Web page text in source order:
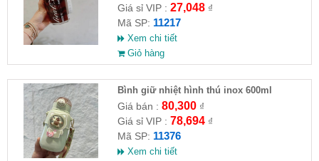
Giá sỉ VIP : 27,048₫
Mã SP: 11217
Xem chi tiết
Giỏ hàng
Bình giữ nhiệt hình thú inox 600ml
Giá bán : 80,300₫
Giá sỉ VIP : 78,694₫
Mã SP: 11376
Xem chi tiết